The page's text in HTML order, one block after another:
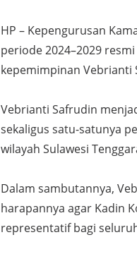
HP – Kepengurusan
periode 2024–2029
kepemimpinan Vebrianti
Vebrianti Safrudin
sekaligus satu-satunya
wilayah Sulawesi
Dalam sambutannya,
harapannya agar Kadin
representatif bagi